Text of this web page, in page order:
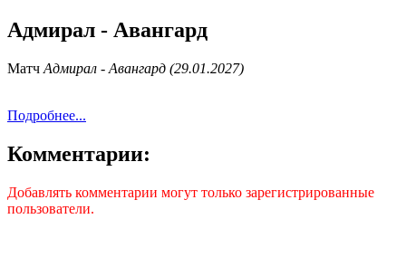
Адмирал - Авангард
Матч Адмирал - Авангард (29.01.2027)
Подробнее...
Комментарии:
Добавлять комментарии могут только зарегистрированные
пользователи.